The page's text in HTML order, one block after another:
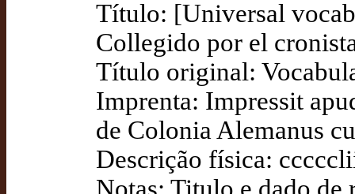
Título: [Universal
Collegido por el
Título original:
Imprenta: Impressit
de Colonia Alemanus
Descrição física: